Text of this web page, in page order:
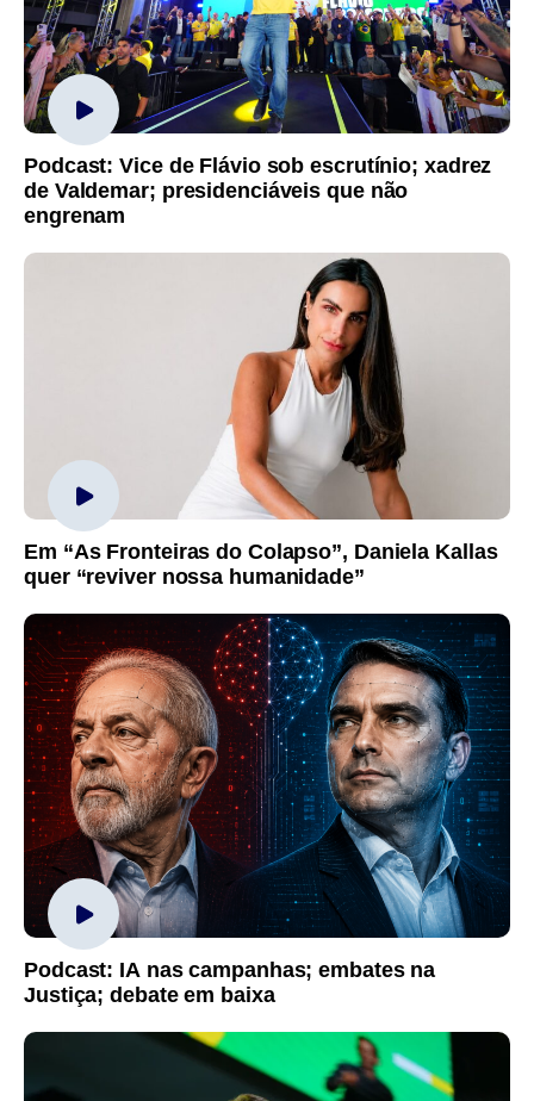
Podcast: Vice de Flávio sob escrutínio; xadrez
de Valdemar; presidenciáveis que não
engrenam
Em “As Fronteiras do Colapso”, Daniela Kallas
quer “reviver nossa humanidade”
Podcast: IA nas campanhas; embates na
Justiça; debate em baixa